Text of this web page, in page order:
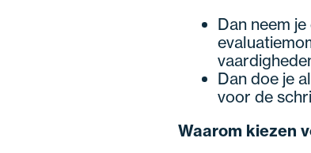
Dan neem
Dan doe je
voor de
Waarom kiezen